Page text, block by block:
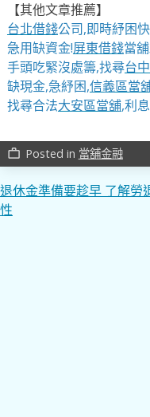
【其他文章推薦】
台北借錢公司,即時紓困
急用缺資金!屏東借錢當
手頭吃緊沒處籌,找尋台
缺現金,急紓困,信義區當
找尋合法大安區當舖,利
work_outline Posted in 當舖金融
文
章
退休金準備要趁早 了解勞
性